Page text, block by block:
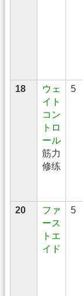
18
ウェ
イト
コン
トロ
ール
筋力
修练
5
20
ファ
ース
トエ
イド
5